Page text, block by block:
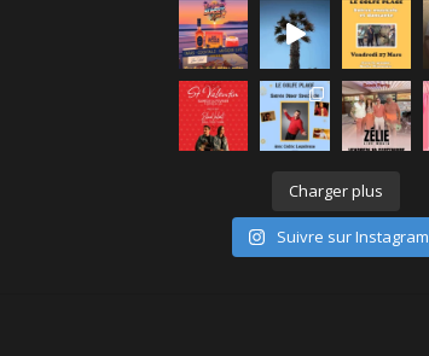
Charger plus
Suivre sur Instagram